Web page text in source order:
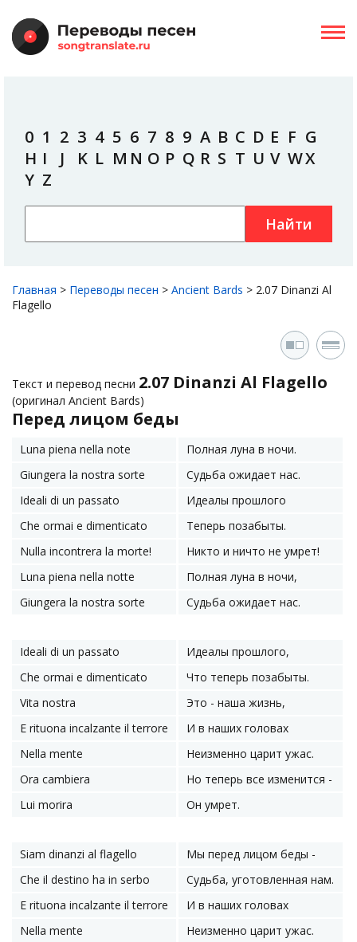
0 1 2 3 4 5 6 7 8 9 A B C D E F G
H I J K L M N O P Q R S T U V WX
Y Z
Найти
Главная > Переводы песен > Ancient Bards > 2.07 Dinanzi Al
Flagello
Текст и перевод песни 2.07 Dinanzi Al Flagello
(оригинал Ancient Bards)
Перед лицом беды
Luna piena nella note
Полная луна в ночи.
Giungera la nostra sorte
Судьба ожидает нас.
Ideali di un passato
Идеалы прошлого
Che ormai e dimenticato
Теперь позабыты.
Nulla incontrera la morte!
Никто и ничто не умрет!
Luna piena nella notte
Полная луна в ночи,
Giungera la nostra sorte
Судьба ожидает нас.
Ideali di un passato
Идеалы прошлого,
Che ormai e dimenticato
Что теперь позабыты.
Vita nostra
Это - наша жизнь,
E rituona incalzante il terrore
И в наших головах
Nella mente
Неизменно царит ужас.
Ora cambiera
Но теперь все изменится -
Lui morira
Он умрет.
Siam dinanzi al flagello
Мы перед лицом беды -
Che il destino ha in serbo
Судьба, уготовленная нам.
E rituona incalzante il terrore
И в наших головах
Nella mente
Неизменно царит ужас.